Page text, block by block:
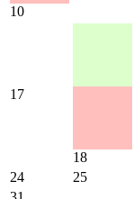
10
17
18
24 25